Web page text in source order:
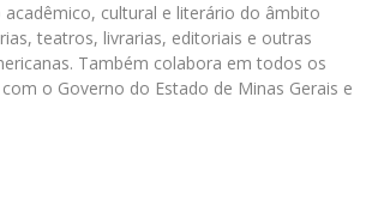
cultural e literário do âmbito
teatros, livrarias, editoriais e outras
Também colabora em todos os
o Governo do Estado de Minas Gerais e